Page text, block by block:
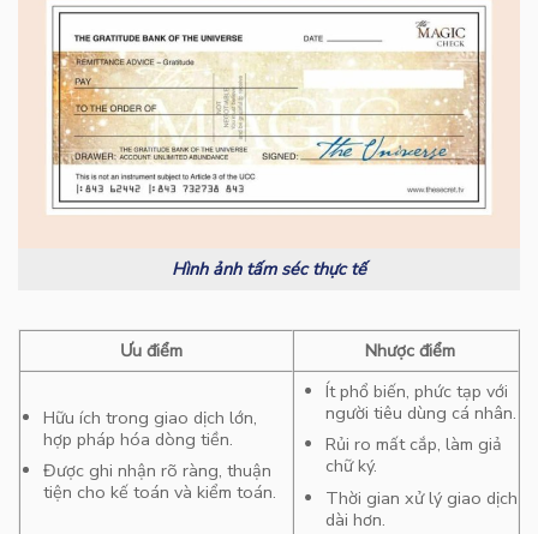
Hình ảnh tấm séc thực tế
Ưu điểm Nhược điểm
Hữu ích trong giao dịch lớn,
hợp pháp hóa dòng tiền.
Được ghi nhận rõ ràng, thuận
tiện cho kế toán và kiểm toán.
Ít phổ biến, phức tạp với
người tiêu dùng cá nhân.
Rủi ro mất cắp, làm giả
chữ ký.
Thời gian xử lý giao dịch
dài hơn.